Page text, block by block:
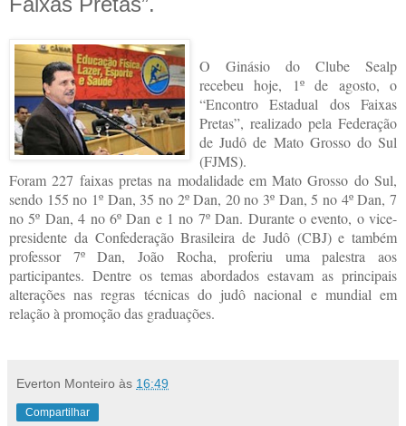
O Ginásio do Clube Sealp
recebeu hoje, 1º de agosto, o
“Encontro Estadual dos Faixas
Pretas”, realizado pela Federação
de Judô de Mato Grosso do Sul
(FJMS).
Foram 227 faixas pretas na modalidade em Mato Grosso do Sul,
sendo 155 no 1º Dan, 35 no 2º Dan, 20 no 3º Dan, 5 no 4º Dan, 7
no 5º Dan, 4 no 6º Dan e 1 no 7º Dan. Durante o evento, o vice-
presidente da Confederação Brasileira de Judô (CBJ) e também
professor 7º Dan, João Rocha, proferiu uma palestra aos
participantes. Dentre os temas abordados estavam as principais
alterações nas regras técnicas do judô nacional e mundial em
relação à promoção das graduações.
Everton Monteiro às 16:49
Compartilhar